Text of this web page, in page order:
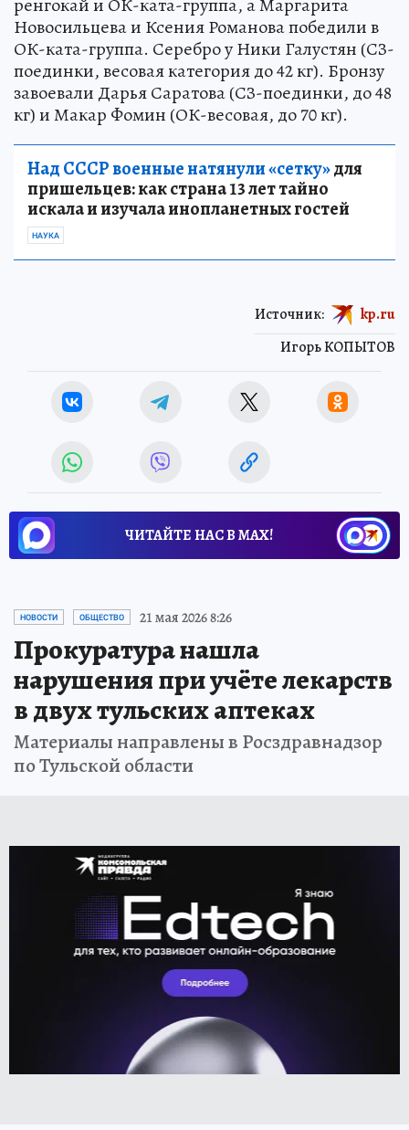
Новосильцева и Ксения Романова победили в
ОК-ката-группа. Серебро у Ники Галустян (СЗ-
поединки, весовая категория до 42 кг). Бронзу
завоевали Дарья Саратова (СЗ-поединки, до 48
кг) и Макар Фомин (ОК-весовая, до 70 кг).
Над СССР военные натянули «сетку»для
пришельцев: как страна 13 лет тайно
искала и изучала инопланетных гостей
НАУКА
Игорь КОПЫТОВ
Источник: kp.ru
ЧИТАЙТЕ НАС В МАХ!
НОВОСТИ ОБЩЕСТВО 21 мая 2026 8:26
Прокуратура нашла
нарушения при учёте лекарств
в двух тульских аптеках
Материалы направлены в Росздравнадзор
по Тульской области